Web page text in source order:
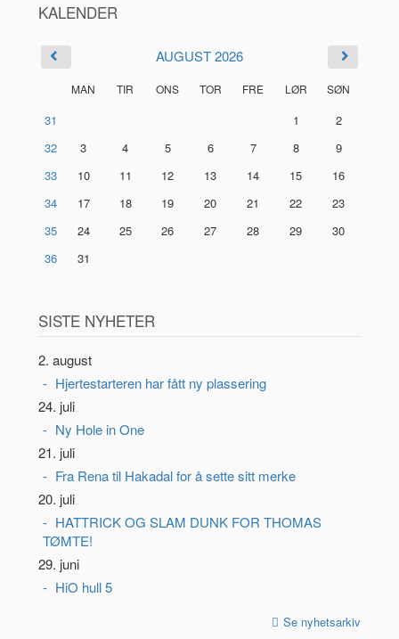
KALENDER
AUGUST 2026
MAN TIR ONS TOR FRE LØR SØN
31 1
2
32
3 4 5 6 7 8
9
33
10 11 12 13 14 15
16
34
17 18 19 20 21 22
23
35
24 25 26 27 28 29
30
36
31
SISTE NYHETER
2. august
Hjertestarteren har fått ny plassering
24. juli
Ny Hole in One
21. juli
Fra Rena til Hakadal for å sette sitt merke
20. juli
HATTRICK OG SLAM DUNK FOR THOMAS
TØMTE!
29. juni
HiO hull 5
Se nyhetsarkiv